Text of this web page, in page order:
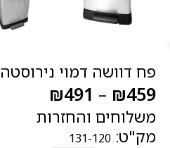
פח דוושה דמוי נירוסטה
₪459
–
₪491
משלוחים והחזרות
מק"ט: 131-120